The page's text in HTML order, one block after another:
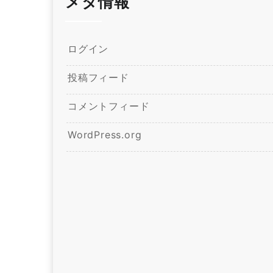
ログイン
投稿フィード
コメントフィード
WordPress.org